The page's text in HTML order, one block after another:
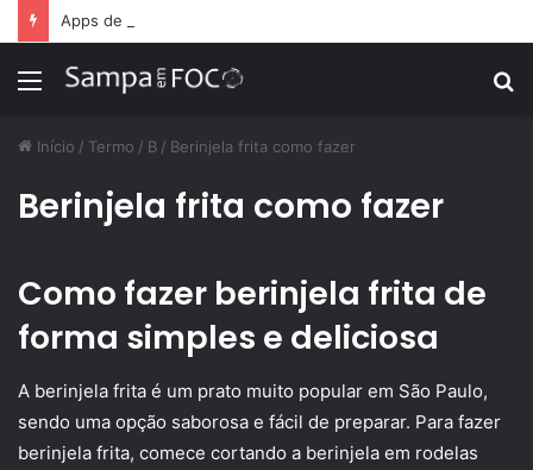
Menu
Início / Termo / B / Berinjela frita como fazer
Berinjela frita como fazer
Como fazer berinjela frita de
forma simples e deliciosa
A berinjela frita é um prato muito popular em São Paulo,
sendo uma opção saborosa e fácil de preparar. Para fazer
berinjela frita, comece cortando a berinjela em rodelas